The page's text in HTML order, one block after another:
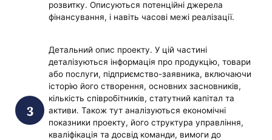
розвитку. Описуються потенційні джерела
фінансування, і навіть часові межі реалізації.
Детальний опис проекту. У цій частині
деталізуються інформація про продукцію, товари
або послуги, підприємство-заявника, включаючи
історію його створення, основних засновників,
кількість співробітників, статутний капітал та
активи. Також тут аналізуються економічні
показники проекту, його структура управління,
кваліфікація та досвід команди, вимоги до